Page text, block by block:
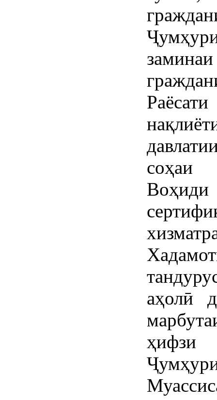
соҳаи
аҳолӣ